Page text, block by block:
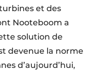
et des
Nooteboom a
solution de
devenue la norme
d’aujourd’hui,